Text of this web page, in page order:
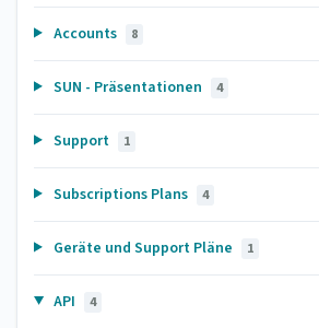
Accounts 8
SUN - Präsentationen 4
Support 1
Subscriptions Plans 4
Geräte und Support Pläne 1
API 4